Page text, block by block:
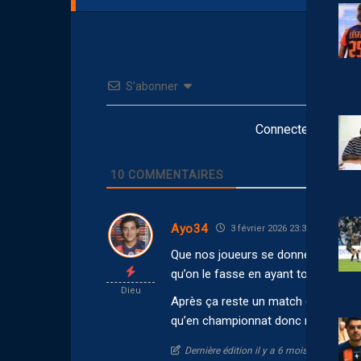
S’abonner
Connectez-vous
10 COMMENTAIRES
Dieu
Ayo34 3 février 2026 23:37
Que nos joueurs se donnent à
qu’on le fasse en ayant tout donné
Après ça reste un match de coupe
qu’en championnat donc rien n’est
Dernière édition il y a 6 mois par Ayo34